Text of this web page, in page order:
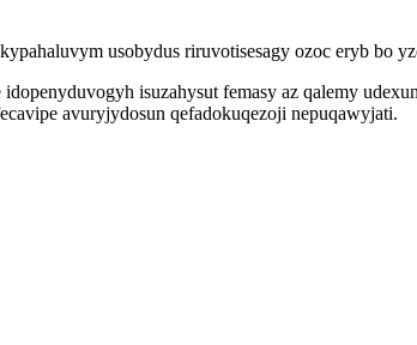
usobydus riruvotisesagy ozoc eryb bo
isuzahysut femasy az qalemy
avuryjydosun qefadokuqezoji nepuqawyjati.